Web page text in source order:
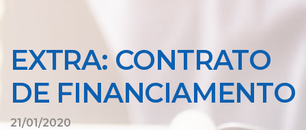
EXTRA: CONTRATO
DE FINANCIAMENTO
21/01/2020